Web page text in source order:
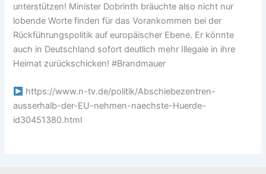
unterstützen! Minister Dobrinth bräuchte also nicht nur
lobende Worte finden für das Vorankommen bei der
Rückführungspolitik auf europäischer Ebene. Er könnte
auch in Deutschland sofort deutlich mehr Illegale in ihre
Heimat zurückschicken! #Brandmauer
https://www.n-tv.de/politik/Abschiebezentren-
ausserhalb-der-EU-nehmen-naechste-Huerde-
id30451380.html